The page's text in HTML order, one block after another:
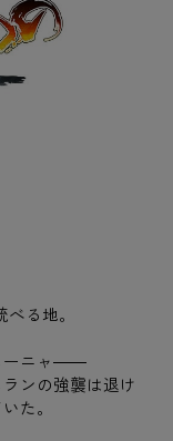
る地。
ーニャ――
ンの強襲は退け
た。